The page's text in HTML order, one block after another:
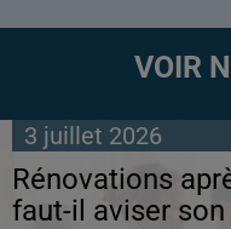
VOIR
3 juillet 2026
Rénovations
faut-il aviser